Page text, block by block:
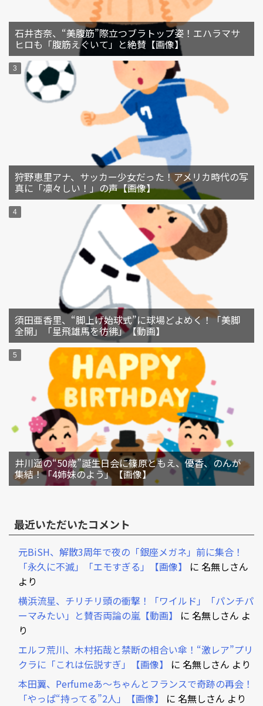
石井杏奈、“美腹筋”際立つブラトップ姿！エハラマサ
ヒロも「腹筋えぐいて」と絶賛【画像】
狩野恵里アナ、サッカー少女だった！アメリカ時代の写
真に「凛々しい！」の声【画像】
須田亜香里、“脚上げ始球式”に球場どよめく！「美脚
全開」「星飛雄馬を彷彿」【動画】
井川遥の“50歳”誕生日会に篠原ともえ、優香、のんが
集結！「4姉妹のよう」【画像】
最近いただいたコメント
元BiSH、解散3周年で夜の「銀座メガネ」前に集合！
「永久に不滅」「エモすぎる」【画像】
に 名無しさん
より
横浜流星、チリチリ頭の衝撃！「ワイルド」「パンチパ
ーマみたい」と賛否両論の嵐【動画】
に 名無しさん よ
り
エルフ荒川、木村拓哉と禁断の相合い傘！“激レア”プリ
クラに「これは伝説すぎ」【画像】
に 名無しさん より
本田翼、Perfumeあ～ちゃんとフランスで奇跡の再会！
「やっぱ“持ってる”2人」【画像】
に 名無しさん より